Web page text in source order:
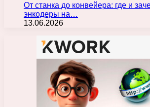
От станка до конвейера: где и
энкодеры на…
13.06.2026